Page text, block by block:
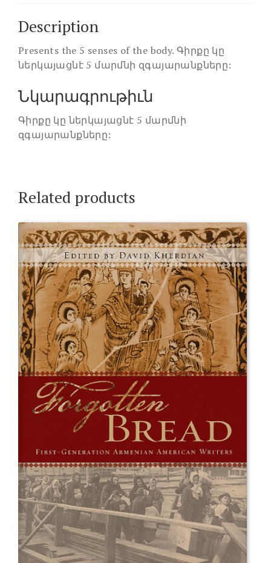
Description
Presents the 5 senses of the body. Գիրքը կը
ներկայացնէ 5 մարմնի զգայարանքները:
Նկարագրութիւն
Գիրքը կը ներկայացնէ 5 մարմնի
զգայարանքները:
Related products